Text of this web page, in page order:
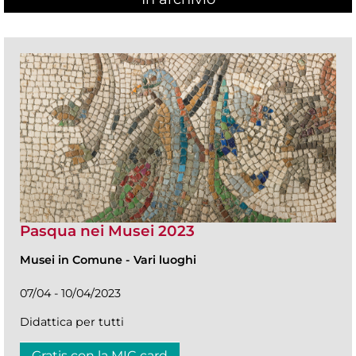
Pasqua nei Musei 2023
Musei in Comune - Vari luoghi
07/04 - 10/04/2023
Didattica per tutti